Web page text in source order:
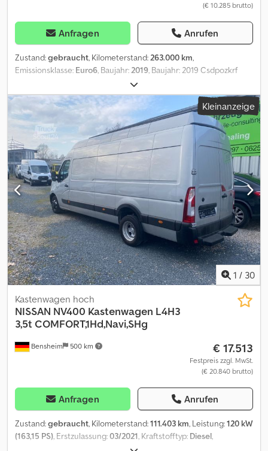
(€ 10.285 brutto)
Anfragen Anrufen
Zustand:gebraucht, Kilometerstand:263.000 km,
Emissionsklasse: Euro6, Baujahr:2019, Baujahr: 2019 Csdpozkrf
Kleinanzeige
1 / 30
Bensheim 500 km
Kastenwagen hoch
NISSAN NV400 Kastenwagen L4H3
3,5t COMFORT,1Hd,Navi,SHg
€ 17.513
Festpreis zzgl. MwSt.
(€ 20.840 brutto)
Anfragen Anrufen
Zustand:gebraucht, Kilometerstand:111.403 km, Leistung:120 kW
(163,15 PS), Erstzulassung:03/2021, Kraftstofftyp: Diesel,
, Farbe:Grau